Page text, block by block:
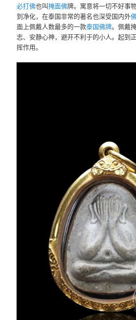
必打佛也叫掩面佛牌。寓意将一切不好事
到净化，在泰国非常的著名也深受国内外
面上佩戴人数最多的一款泰国佛牌。佩戴
志、安静心神，避开不利于的小人。起到
挥作用。